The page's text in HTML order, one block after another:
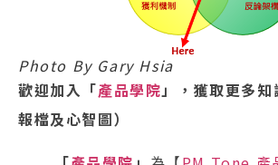
Photo By Gary Hsia
歡迎加入「產品學院」，獲取更多
報檔及心智圖）